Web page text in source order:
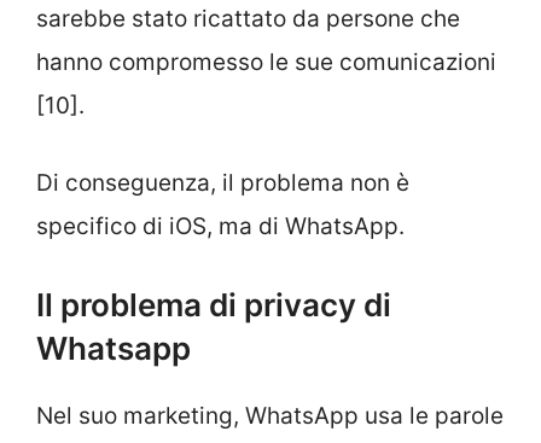
sarebbe stato ricattato da persone che
hanno compromesso le sue comunicazioni
[10].
Di conseguenza, il problema non è
specifico di iOS, ma di WhatsApp.
Il problema di privacy di
Whatsapp
Nel suo marketing, WhatsApp usa le parole